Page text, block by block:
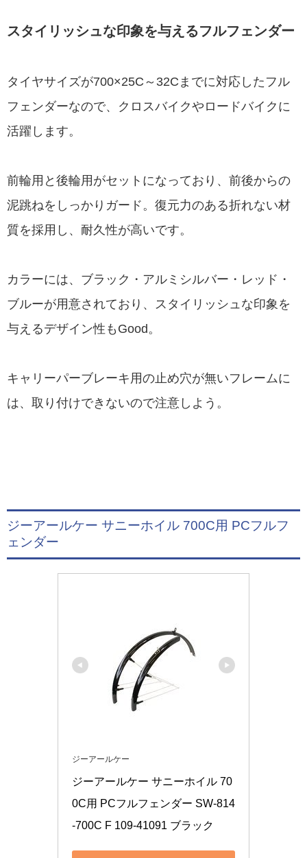
スタイリッシュな印象を与えるフルフェンダー
タイヤサイズが700×25C～32Cまでに対応したフル
フェンダーなので、クロスバイクやロードバイクに
活躍します。
前輪用と後輪用がセットになっており、前後からの
泥跳ねをしっかりガード。復元力のある折れない材
質を採用し、耐久性が高いです。
カラーには、ブラック・アルミシルバー・レッド・
ブルーが用意されており、スタイリッシュな印象を
与えるデザイン性もGood。
キャリーパーブレーキ用の止め穴が無いフレームに
は、取り付けできないので注意しよう。
ジーアールケー サニーホイル 700C用 PCフルフ
ェンダー
ジーアールケー
ジーアールケー サニーホイル 70
0C用 PCフルフェンダー SW-814
-700C F 109-41091 ブラック